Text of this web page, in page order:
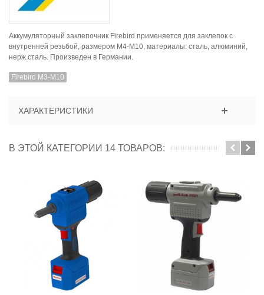
Аккумуляторный заклепочник Firebird применяется для заклепок с
внутренней резьбой, размером М4-М10, материалы: сталь, алюминий,
нерж.сталь. Произведен в Германии.
Firebird M3-M10
ХАРАКТЕРИСТИКИ
В ЭТОЙ КАТЕГОРИИ 14 ТОВАРОВ: